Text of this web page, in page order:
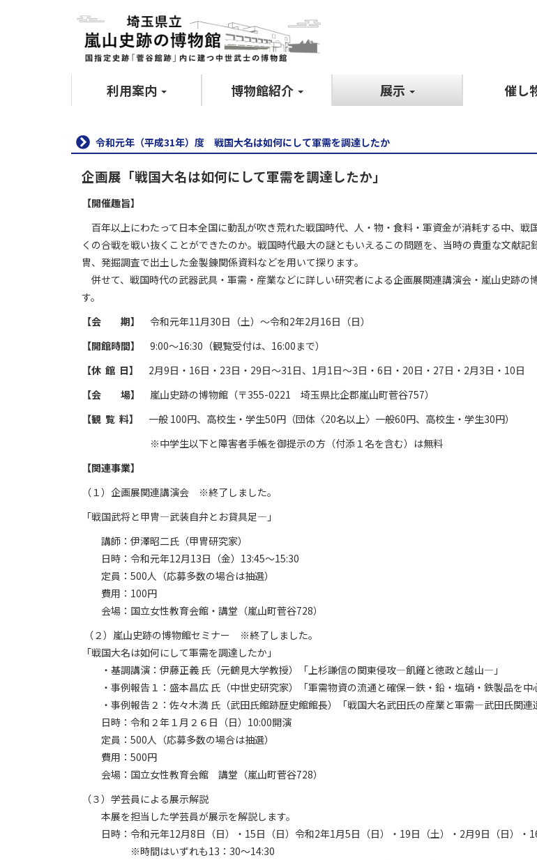
利用案内 博物館紹介 展示 催し
令和元年（平成31年）度 戦国大名は如何にして軍需を調達したか
企画展「戦国大名は如何にして軍需を調達したか」
【開催趣旨】
百年以上にわたって日本全国に動乱が吹き荒れた戦国時代、人・物・食料・軍資金が消耗する中、戦
くの合戦を戦い抜くことができたのか。戦国時代最大の謎ともいえるこの問題を、当時の貴重な文献記
冑、発掘調査で出土した金製錬関係資料などを用いて探ります。
併せて、戦国時代の武器武具・軍需・産業などに詳しい研究者による企画展関連講演会・嵐山史跡の
す。
【会 期】
令和元年11月30日（土）～令和2年2月16日（日）
【開館時間】
9:00～16:30（観覧受付は、16:00まで）
【休 館 日】
2月9日・16日・23日・29日～31日、1月1日～3日・6日・20日・27日・2月3日・10日
【会 場】
嵐山史跡の博物館（〒355-0221 埼玉県比企郡嵐山町菅谷757）
【観 覧 料】
一般 100円、高校生・学生50円（団体〈20名以上〉一般60円、高校生・学生30円）
※中学生以下と障害者手帳を御提示の方（付添１名を含む）は無料
【関連事業】
（１）企画展関連講演会 ※終了しました。
「戦国武将と甲冑―武装自弁とお貸具足―」
講師：伊澤昭二氏（甲冑研究家）
日時：令和元年12月13日（金）13:45～15:30
定員：500人（応募多数の場合は抽選）
費用：100円
会場：国立女性教育会館・講堂（嵐山町菅谷728）
（２）嵐山史跡の博物館セミナー ※終了しました。
「戦国大名は如何にして軍需を調達したか」
・基調講演：伊藤正義 氏（元鶴見大学教授）「上杉謙信の関東侵攻―飢饉と徳政と越山―」
・事例報告１：盛本昌広 氏（中世史研究家）「軍需物資の流通と確保ー鉄・鉛・塩硝・鉄製品を中
・事例報告２：佐々木満 氏（武田氏館跡歴史館館長）「戦国大名武田氏の産業と軍需―武田氏関連
日時：令和２年１月２６日（日）10:00開演
定員：500人（応募多数の場合は抽選）
費用：500円
会場：国立女性教育会館 講堂（嵐山町菅谷728）
（３）学芸員による展示解説
本展を担当した学芸員が展示を解説します。
日時：令和元年12月8日（日）・15日（日）令和2年1月5日（日）・19日（土）・2月9日（日）・16
※時間はいずれも13：30～14:30